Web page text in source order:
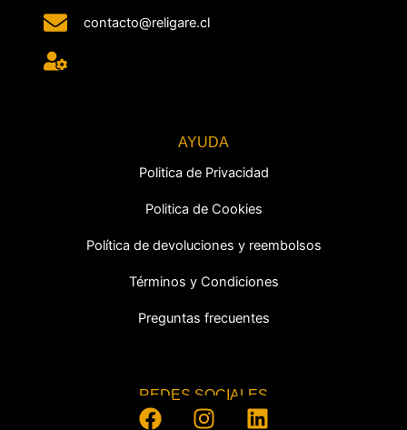
contacto@religare.cl
AYUDA
Politica de Privacidad
Politica de Cookies
Política de devoluciones y reembolsos
Términos y Condiciones
Preguntas frecuentes
REDES SOCIALES
F
I
L